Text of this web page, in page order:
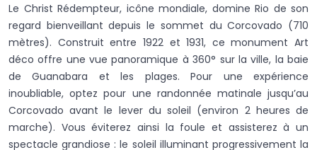
Le Christ Rédempteur, icône mondiale, domine Rio de son
regard bienveillant depuis le sommet du Corcovado (710
mètres). Construit entre 1922 et 1931, ce monument Art
déco offre une vue panoramique à 360° sur la ville, la baie
de Guanabara et les plages. Pour une expérience
inoubliable, optez pour une randonnée matinale jusqu’au
Corcovado avant le lever du soleil (environ 2 heures de
marche). Vous éviterez ainsi la foule et assisterez à un
spectacle grandiose : le soleil illuminant progressivement la